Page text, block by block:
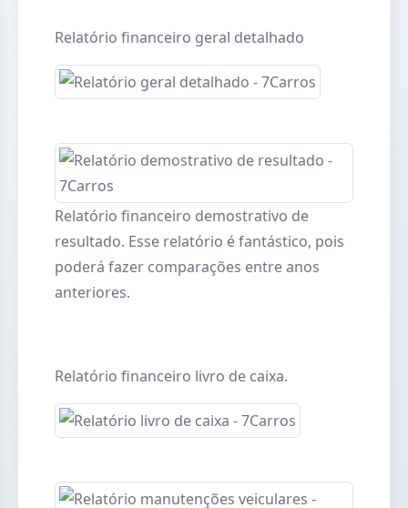
Relatório financeiro geral detalhado
Relatório financeiro demostrativo de
resultado. Esse relatório é fantástico, pois
poderá fazer comparações entre anos
anteriores.
Relatório financeiro livro de caixa.